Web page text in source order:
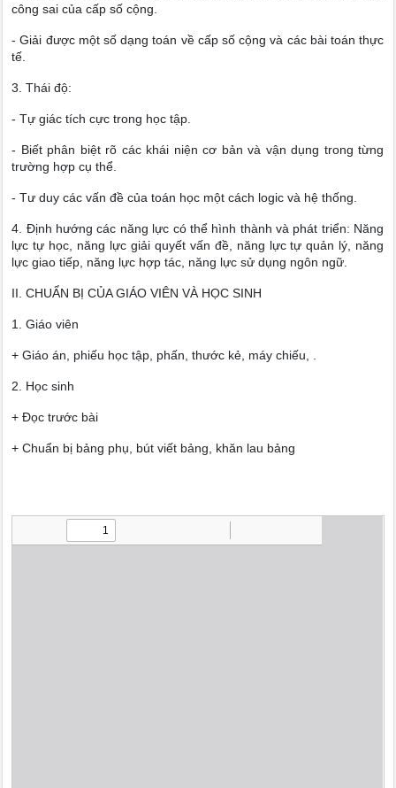
công sai của cấp số cộng.
- Giải được một số dạng toán về cấp số cộng và các bài toán thực
tế.
3. Thái độ:
- Tự giác tích cực trong học tập.
- Biết phân biệt rõ các khái niện cơ bản và vận dụng trong từng
trường hợp cụ thể.
- Tư duy các vấn đề của toán học một cách logic và hệ thống.
4. Định hướng các năng lực có thể hình thành và phát triển: Năng
lực tự học, năng lực giải quyết vấn đề, năng lực tự quản lý, năng
lực giao tiếp, năng lực hợp tác, năng lực sử dụng ngôn ngữ.
II. CHUẨN BỊ CỦA GIÁO VIÊN VÀ HỌC SINH
1. Giáo viên
+ Giáo án, phiếu học tập, phấn, thước kẻ, máy chiếu, .
2. Học sinh
+ Đọc trước bài
+ Chuẩn bị bảng phụ, bút viết bảng, khăn lau bảng